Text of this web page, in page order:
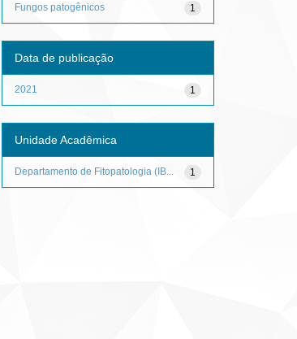
1
Fungos patogênicos
Data de publicação
1
2021
Unidade Acadêmica
1
Departamento de Fitopatologia (IB...